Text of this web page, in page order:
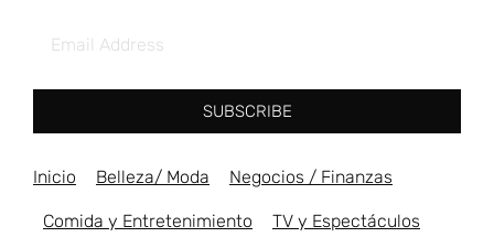
SUBSCRIBE
Inicio Belleza/ Moda Negocios / Finanzas
Comida y Entretenimiento TV y Espectáculos